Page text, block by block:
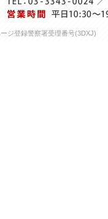
ジ登録警察署受理番号(3DXJ)